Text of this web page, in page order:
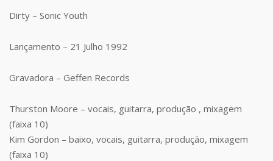
Dirty – Sonic Youth
Lançamento – 21 Julho 1992
Gravadora – Geffen Records
Thurston Moore – vocais, guitarra, produção , mixagem
(faixa 10)
Kim Gordon – baixo, vocais, guitarra, produção, mixagem
(faixa 10)